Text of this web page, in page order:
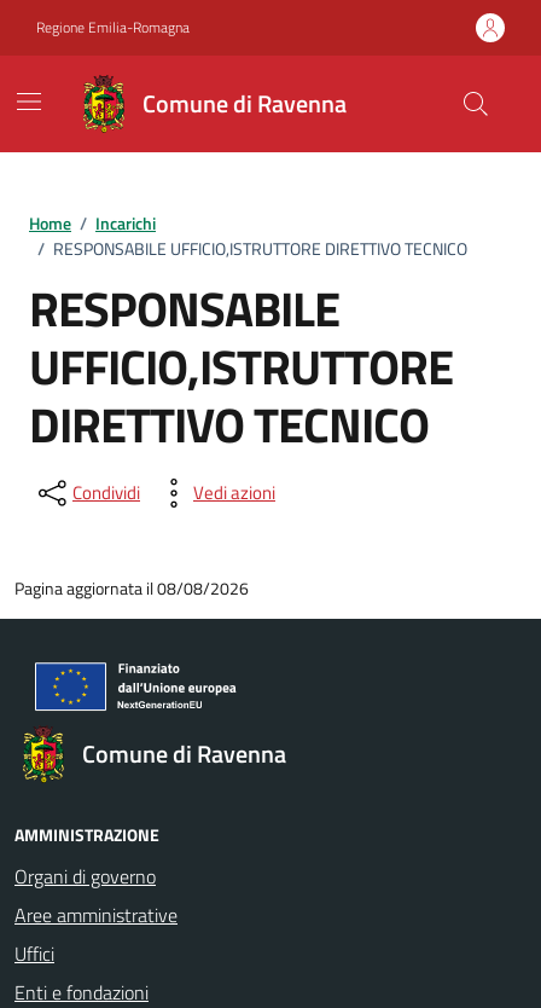
Regione Emilia-Romagna
Comune di Ravenna
Home / Incarichi
/ RESPONSABILE UFFICIO,ISTRUTTORE DIRETTIVO TECNICO
RESPONSABILE
UFFICIO,ISTRUTTORE
DIRETTIVO TECNICO
Condividi Vedi azioni
Pagina aggiornata il 08/08/2026
Comune di Ravenna
AMMINISTRAZIONE
Organi di governo
Aree amministrative
Uffici
Enti e fondazioni